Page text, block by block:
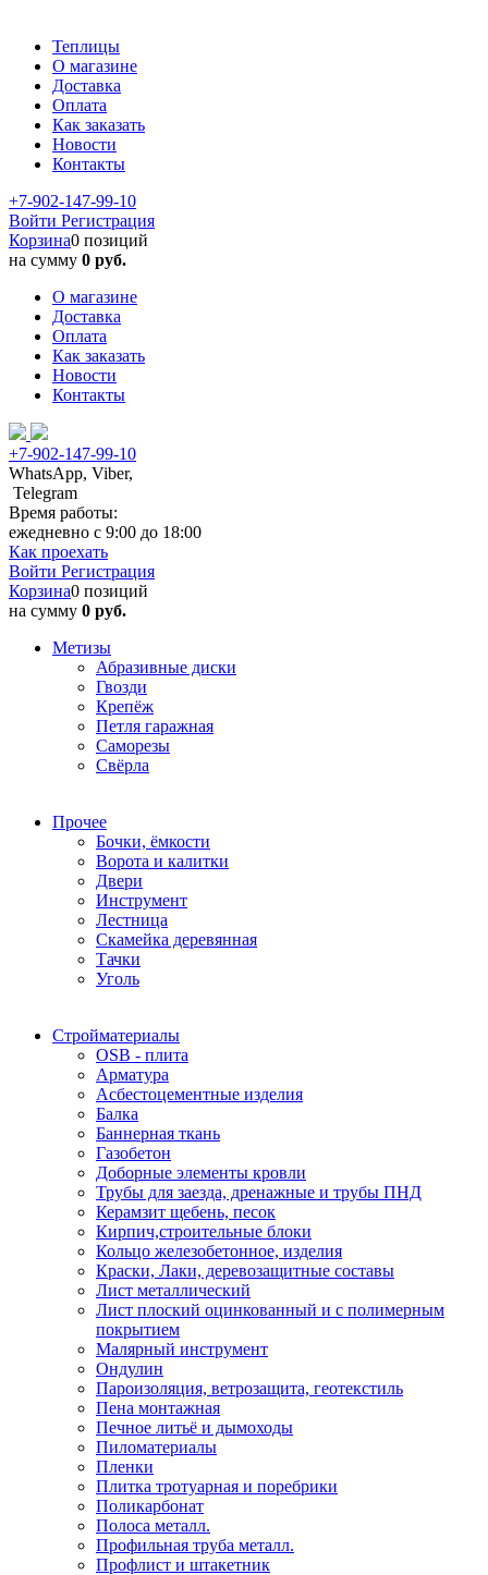
Теплицы
О магазине
Доставка
Оплата
Как заказать
Новости
Контакты
+7-902-147-99-10
Войти Регистрация
Корзина0 позиций
на сумму 0 руб.
О магазине
Доставка
Оплата
Как заказать
Новости
Контакты
+7-902-147-99-10
WhatsApp, Viber,
Telegram
Время работы:
ежедневно с 9:00 до 18:00
Как проехать
Войти Регистрация
Корзина0 позиций
на сумму 0 руб.
Метизы
Абразивные диски
Гвозди
Крепёж
Петля гаражная
Саморезы
Свёрла
Прочее
Бочки, ёмкости
Ворота и калитки
Двери
Инструмент
Лестница
Скамейка деревянная
Тачки
Уголь
Стройматериалы
OSB - плита
Арматура
Асбестоцементные изделия
Балка
Баннерная ткань
Газобетон
Доборные элементы кровли
Трубы для заезда, дренажные и трубы ПНД
Керамзит щебень, песок
Кирпич,строительные блоки
Кольцо железобетонное, изделия
Краски, Лаки, деревозащитные составы
Лист металлический
Лист плоский оцинкованный и с полимерным
покрытием
Малярный инструмент
Ондулин
Пароизоляция, ветрозащита, геотекстиль
Пена монтажная
Печное литьё и дымоходы
Пиломатериалы
Пленки
Плитка тротуарная и поребрики
Поликарбонат
Полоса металл.
Профильная труба металл.
Профлист и штакетник